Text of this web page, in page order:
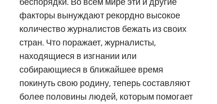
факторы вынуждают рекордно высокое
количество журналистов бежать из своих
стран. Что поражает, журналисты,
находящиеся в изгнании или
собирающиеся в ближайшее время
покинуть свою родину, теперь составляют
более половины людей, которым помогает